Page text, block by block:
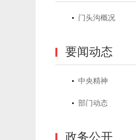
门头沟概况
要闻动态
中央精神
部门动态
政务公开